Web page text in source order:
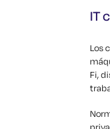
IT
Los
Fi,